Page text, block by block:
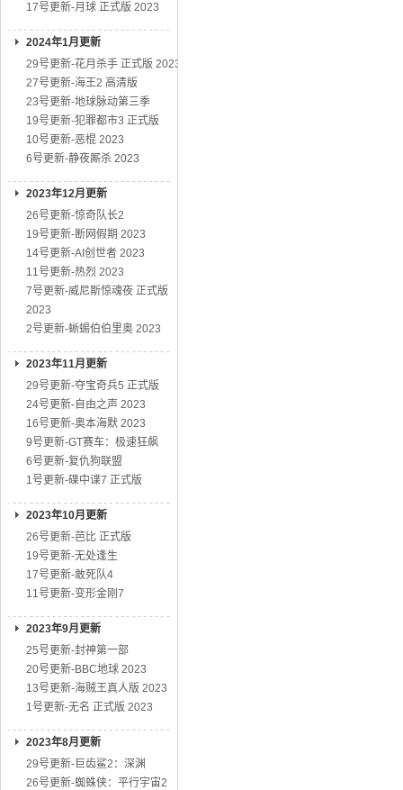
17号更新-月球 正式版 2023
2024年1月更新
29号更新-花月杀手 正式版 2023
27号更新-海王2 高清版
23号更新-地球脉动第三季
19号更新-犯罪都市3 正式版
10号更新-恶棍 2023
6号更新-静夜厮杀 2023
2023年12月更新
26号更新-惊奇队长2
19号更新-断网假期 2023
14号更新-AI创世者 2023
11号更新-热烈 2023
7号更新-威尼斯惊魂夜 正式版
2023
2号更新-蜥蜴伯伯里奥 2023
2023年11月更新
29号更新-夺宝奇兵5 正式版
24号更新-自由之声 2023
16号更新-奥本海默 2023
9号更新-GT赛车：极速狂飙
6号更新-复仇狗联盟
1号更新-碟中谍7 正式版
2023年10月更新
26号更新-芭比 正式版
19号更新-无处逢生
17号更新-敢死队4
11号更新-变形金刚7
2023年9月更新
25号更新-封神第一部
20号更新-BBC地球 2023
13号更新-海贼王真人版 2023
1号更新-无名 正式版 2023
2023年8月更新
29号更新-巨齿鲨2：深渊
26号更新-蜘蛛侠：平行宇宙2